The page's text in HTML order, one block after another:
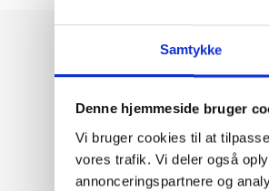
Samtykke
Denne hjemmeside bruger
Vi bruger cookies til at
vores trafik. Vi deler også
annonceringspartnere og